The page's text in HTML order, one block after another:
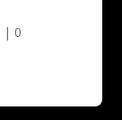
| 0